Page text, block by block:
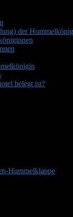
der
belegt ist?
Hummelklappe